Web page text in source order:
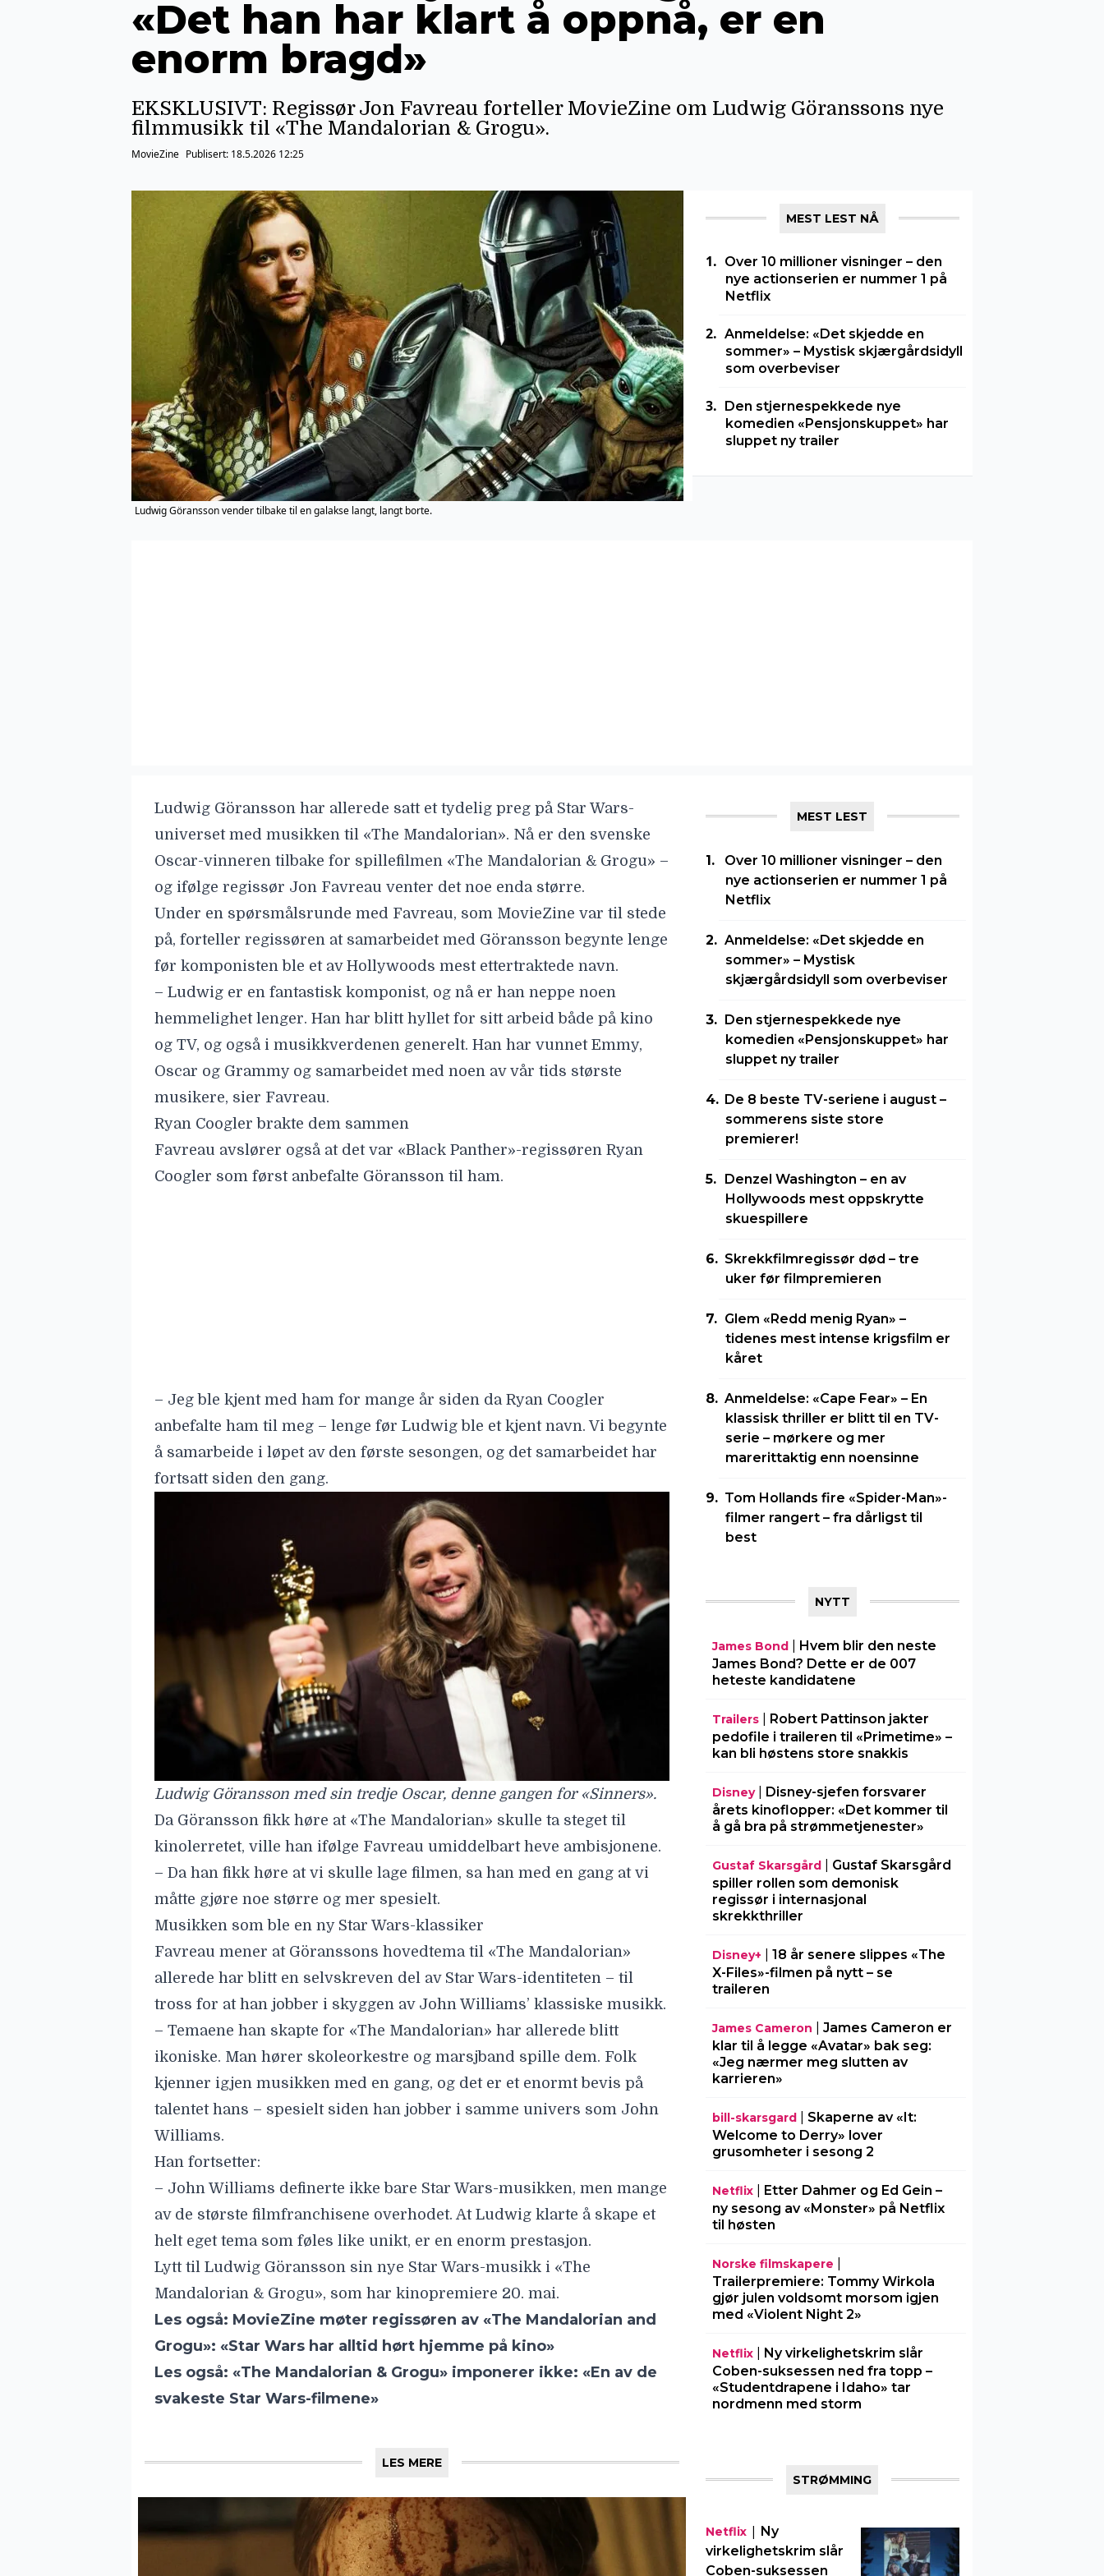
«Det han har klart å oppnå, er en
enorm bragd»
EKSKLUSIVT: Regissør Jon Favreau forteller MovieZine om Ludwig Göranssons nye
filmmusikk til «The Mandalorian & Grogu».
MovieZine Publisert: 18.5.2026 12:25
Ludwig Göransson vender tilbake til en galakse langt, langt borte.
MEST LEST NÅ
Over 10 millioner visninger – den
nye actionserien er nummer 1 på
Netflix
Anmeldelse: «Det skjedde en
sommer» – Mystisk skjærgårdsidyll
som overbeviser
Den stjernespekkede nye
komedien «Pensjonskuppet» har
sluppet ny trailer
Ludwig Göransson har allerede satt et tydelig preg på Star Wars-
universet med musikken til «The Mandalorian». Nå er den svenske
Oscar-vinneren tilbake for spillefilmen «The Mandalorian & Grogu» –
og ifølge regissør Jon Favreau venter det noe enda større.
Under en spørsmålsrunde med Favreau, som MovieZine var til stede
på, forteller regissøren at samarbeidet med Göransson begynte lenge
før komponisten ble et av Hollywoods mest ettertraktede navn.
– Ludwig er en fantastisk komponist, og nå er han neppe noen
hemmelighet lenger. Han har blitt hyllet for sitt arbeid både på kino
og TV, og også i musikkverdenen generelt. Han har vunnet Emmy,
Oscar og Grammy og samarbeidet med noen av vår tids største
musikere, sier Favreau.
Ryan Coogler brakte dem sammen
Favreau avslører også at det var «Black Panther»-regissøren Ryan
Coogler som først anbefalte Göransson til ham.
Ludwig Göransson med sin tredje Oscar, denne gangen for «Sinners».
Da Göransson fikk høre at «The Mandalorian» skulle ta steget til
kinolerretet, ville han ifølge Favreau umiddelbart heve ambisjonene.
– Da han fikk høre at vi skulle lage filmen, sa han med en gang at vi
måtte gjøre noe større og mer spesielt.
Musikken som ble en ny Star Wars-klassiker
Favreau mener at Göranssons hovedtema til «The Mandalorian»
allerede har blitt en selvskreven del av Star Wars-identiteten – til
tross for at han jobber i skyggen av John Williams’ klassiske musikk.
MovieZine møter regissøren av «The Mandalorian and
LES MERE
MEST LEST
Over 10 millioner visninger – den
nye actionserien er nummer 1 på
Netflix
Anmeldelse: «Det skjedde en
sommer» – Mystisk
skjærgårdsidyll som overbeviser
Den stjernespekkede nye
komedien «Pensjonskuppet» har
sluppet ny trailer
De 8 beste TV-seriene i august –
sommerens siste store
premierer!
Denzel Washington – en av
Hollywoods mest oppskrytte
skuespillere
Skrekkfilmregissør død – tre
uker før filmpremieren
Glem «Redd menig Ryan» –
tidenes mest intense krigsfilm er
kåret
Anmeldelse: «Cape Fear» – En
klassisk thriller er blitt til en TV-
serie – mørkere og mer
marerittaktig enn noensinne
Tom Hollands fire «Spider-Man»-
filmer rangert – fra dårligst til
best
NYTT
James Bond| Hvem blir den neste
James Bond? Dette er de 007
heteste kandidatene
Trailers| Robert Pattinson jakter
pedofile i traileren til «Primetime» –
kan bli høstens store snakkis
Disney| Disney-sjefen forsvarer
årets kinoflopper: «Det kommer til
å gå bra på strømmetjenester»
Gustaf Skarsgård| Gustaf Skarsgård
spiller rollen som demonisk
regissør i internasjonal
skrekkthriller
Disney+
18 år senere slippes «The
X-Files»-filmen på nytt – se
traileren
James Cameron
James Cameron er
klar til å legge «Avatar» bak seg:
«Jeg nærmer meg slutten av
karrieren»
bill-skarsgard| Skaperne av «It:
Welcome to Derry» lover
grusomheter i sesong 2
Netflix| Etter Dahmer og Ed Gein –
ny sesong av «Monster» på Netflix
til høsten
Norske filmskapere
Trailerpremiere: Tommy Wirkola
gjør julen voldsomt morsom igjen
med «Violent Night 2»
Netflix| Ny virkelighetskrim slår
Coben-suksessen ned fra topp –
«Studentdrapene i Idaho» tar
nordmenn med storm
STRØMMING
Netflix| Ny
virkelighetskrim slår
Coben-suksessen